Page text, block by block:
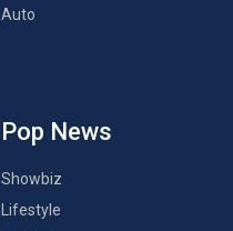
Auto
Pop News
Showbiz
Lifestyle